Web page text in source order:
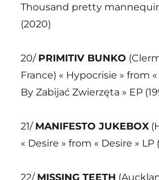
Thousand pretty
(2020)
20/ PRIMITIV BUNKO
France) « Hypocrisie » from
By Zabijać Zwierzęta » EP
21/ MANIFESTO JUKEBOX
« Desire » from « Desire » LP
22/ MISSING TEETH